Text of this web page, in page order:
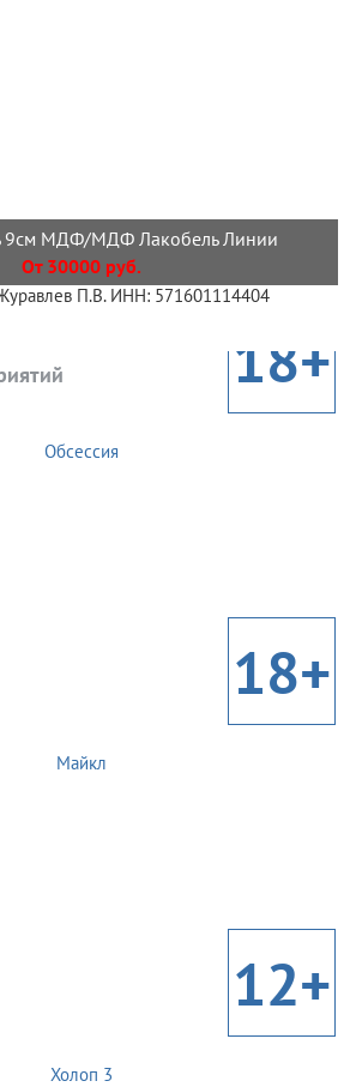
9см МДФ/МДФ Лакобель Линии
От 30000 руб.
П.В. ИНН: 571601114404
18+
Обсессия
18+
Майкл
12+
Холоп 3